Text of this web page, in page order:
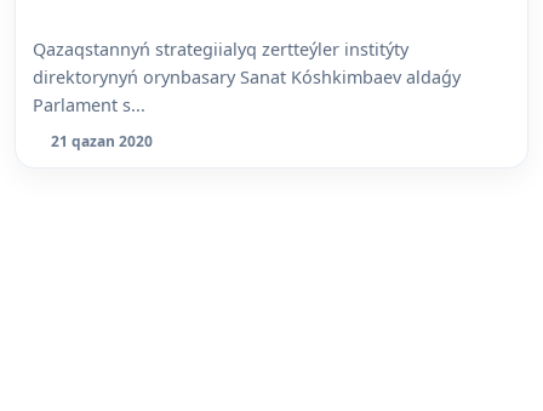
Qazaqstannyń strategiialyq zertteýler institýty
direktorynyń orynbasary Sanat Kóshkimbaev aldaǵy
Parlament s...
21 qazan 2020